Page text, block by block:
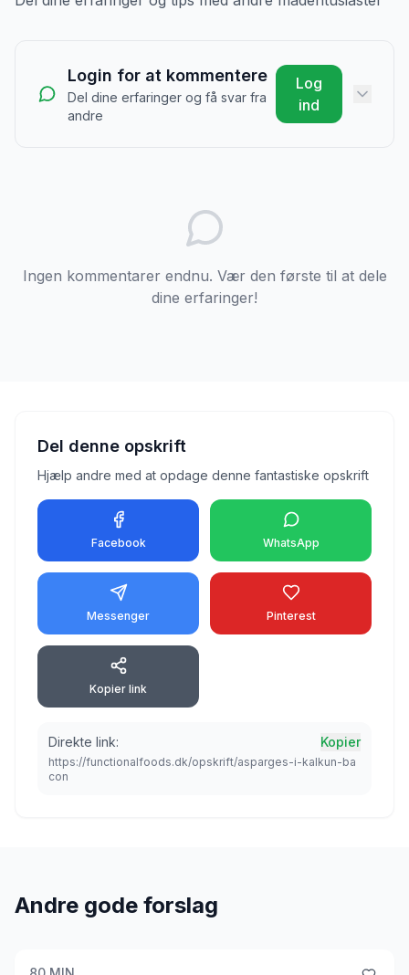
Login for at kommentere
Del dine erfaringer og få svar fra
andre
Log
ind
Ingen kommentarer endnu. Vær den første til at dele
dine erfaringer!
Del denne opskrift
Hjælp andre med at opdage denne fantastiske opskrift
Facebook WhatsApp
Messenger Pinterest
Kopier link
Direkte link: Kopier
https://functionalfoods.dk/opskrift/asparges-i-kalkun-ba
con
Andre gode forslag